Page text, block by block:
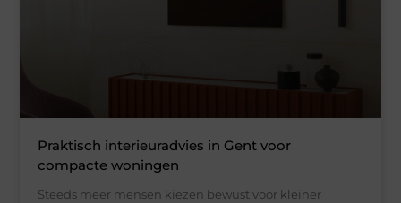
Praktisch interieuradvies in Gent voor
compacte woningen
Steeds meer mensen kiezen bewust voor kleiner